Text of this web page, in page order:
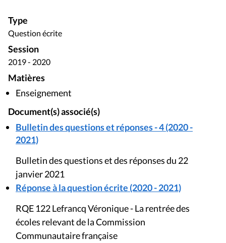
Type
Question écrite
Session
2019 - 2020
Matières
Enseignement
Document(s) associé(s)
Bulletin des questions et réponses - 4 (2020 -
2021)
Bulletin des questions et des réponses du 22
janvier 2021
Réponse à la question écrite (2020 - 2021)
RQE 122 Lefrancq Véronique - La rentrée des
écoles relevant de la Commission
Communautaire française